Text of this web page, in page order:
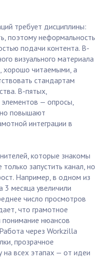
требует дисциплины:
поэтому неформальность
подачи контента. В-
визуального материала
читаемыми, а
стандартам
В-пятых,
элементов — опросы,
повышают
интеграции в
которые знакомы
запустить канал, но
Например, в одном из
3 месяца увеличили
число просмотров
что грамотное
нюансов
через Workzilla
прозрачное
всех этапах — от идеи